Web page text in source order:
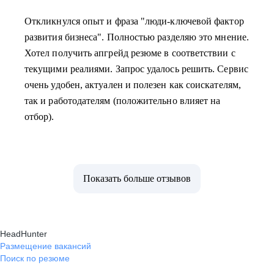
Откликнулся опыт и фраза "люди-ключевой фактор
развития бизнеса". Полностью разделяю это мнение.
Хотел получить апгрейд резюме в соответствии с
текущими реалиями. Запрос удалось решить. Сервис
очень удобен, актуален и полезен как соискателям,
так и работодателям (положительно влияет на
отбор).
Показать больше отзывов
HeadHunter
Размещение вакансий
Поиск по резюме